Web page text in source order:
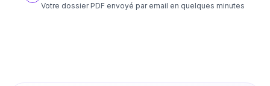
Votre dossier PDF envoyé par email en quelques minutes